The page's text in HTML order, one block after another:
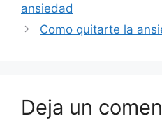
ansiedad
Como quitarte la
Deja un